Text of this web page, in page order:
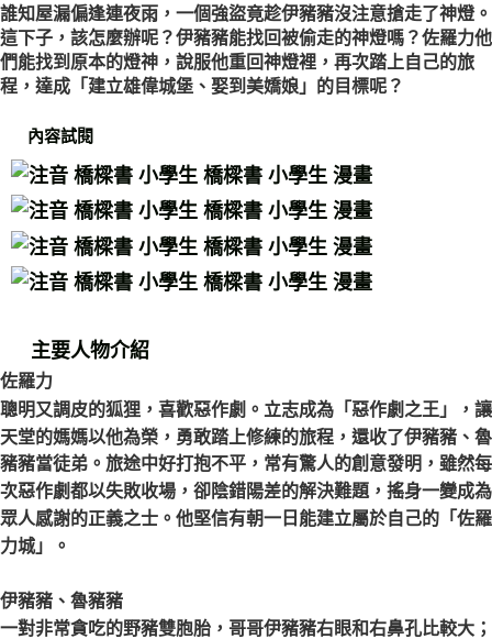
誰知屋漏偏逢連夜雨，一個強盜竟趁伊豬豬沒注意搶走了神燈。
這下子，該怎麼辦呢？伊豬豬能找回被偷走的神燈嗎？佐羅力他
們能找到原本的燈神，說服他重回神燈裡，再次踏上自己的旅
程，達成「建立雄偉城堡、娶到美嬌娘」的目標呢？
內容試閱
主要人物介紹
佐羅力
聰明又調皮的狐狸，喜歡惡作劇。立志成為「惡作劇之王」，讓
天堂的媽媽以他為榮，勇敢踏上修練的旅程，還收了伊豬豬、魯
豬豬當徒弟。旅途中好打抱不平，常有驚人的創意發明，雖然每
次惡作劇都以失敗收場，卻陰錯陽差的解決難題，搖身一變成為
眾人感謝的正義之士。他堅信有朝一日能建立屬於自己的「佐羅
力城」。
伊豬豬、魯豬豬
一對非常貪吃的野豬雙胞胎，哥哥伊豬豬右眼和右鼻孔比較大；